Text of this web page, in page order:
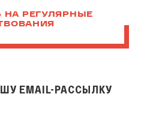
НА РЕГУЛЯРНЫЕ
EMAIL-РАССЫЛКУ